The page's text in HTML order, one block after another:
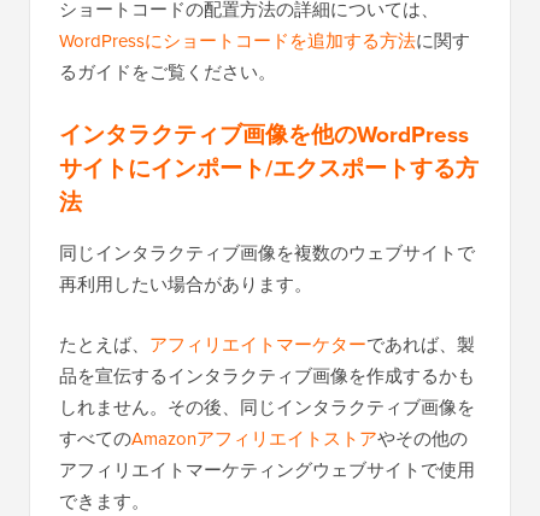
ショートコードの配置方法の詳細については、
WordPressにショートコードを追加する方法に関す
るガイドをご覧ください。
インタラクティブ画像を他のWordPress
サイトにインポート/エクスポートする方
法
同じインタラクティブ画像を複数のウェブサイトで
再利用したい場合があります。
たとえば、 アフィリエイトマーケターであれば、製
品を宣伝するインタラクティブ画像を作成するかも
しれません。その後、同じインタラクティブ画像を
すべてのAmazonアフィリエイトストアやその他の
アフィリエイトマーケティングウェブサイトで使用
できます。